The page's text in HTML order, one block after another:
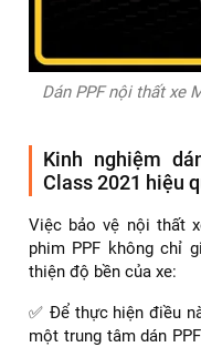
Dán PPF nội thất xe
Kinh nghiệm
Class 2021 hiệu
Việc bảo vệ nội thất
phim PPF không chỉ
thiện độ bền của xe:
✅ Để thực hiện điều
một trung tâm dán